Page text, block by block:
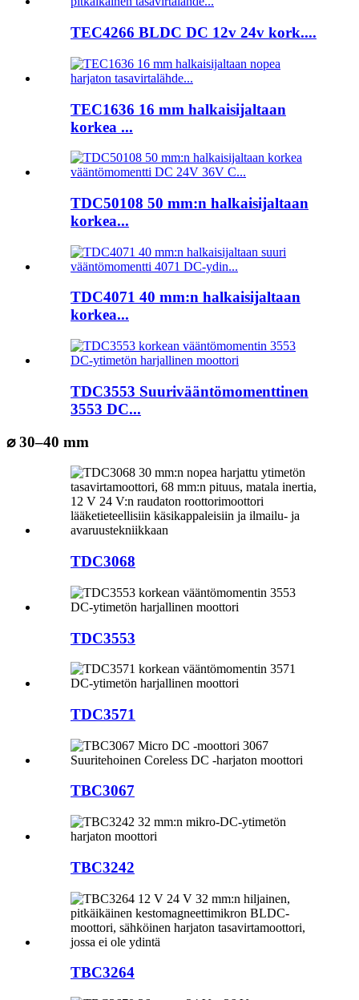
TEC4266 BLDC DC 12v 24v kork....
TEC1636 16 mm halkaisijaltaan
korkea ...
TDC50108 50 mm:n halkaisijaltaan
korkea...
TDC4071 40 mm:n halkaisijaltaan
korkea...
TDC3553 Suurivääntömomenttinen
3553 DC...
⌀ 30–40 mm
TDC3068
TDC3553
TDC3571
TBC3067
TBC3242
TBC3264